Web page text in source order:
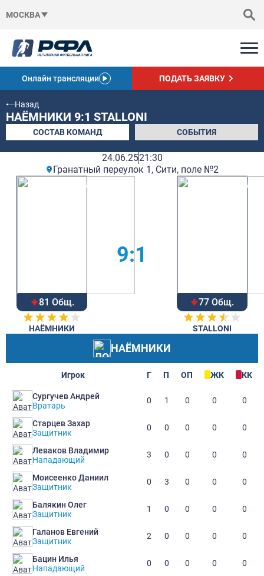
МОСКВА
Онлайн трансляции ПОДАТЬ ЗАЯВКУ
Назад
НАЁМНИКИ 9:1 STALLONI
СОСТАВ КОМАНД СОБЫТИЯ
24.06.2521:30
Гранатный переулок 1, Сити, поле №2
81 Общ.
НАЁМНИКИ
9:1
77 Общ.
STALLONI
НАЁМНИКИ
Игрок Г П ОП ЖК КК
Сургучев Андрей
Вратарь
0 1 0 0 0
Старцев Захар
Защитник
0 0 0 0 0
Леваков Владимир
Нападающий
3 0 0 0 0
Моисеенко Даниил
Защитник
0 3 0 0 0
Балякин Олег
Защитник
1 0 0 0 0
Галанов Евгений
Защитник
2 0 0 0 0
Бацин Илья
Нападающий
0 0 0 0 0